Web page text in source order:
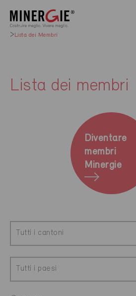
Lista dei Membri
Lista dei membri
Diventare
membri
Minergie
Tutti i cantoni
Tutti i paesi